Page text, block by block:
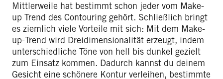
Mittlerweile hat bestimmt schon jeder vom Make-
up Trend des Contouring gehört. Schließlich bringt
es ziemlich viele Vorteile mit sich: Mit dem Make-
up-Trend wird Dreidimensionalität erzeugt, indem
unterschiedliche Töne von hell bis dunkel gezielt
zum Einsatz kommen. Dadurch kannst du deinem
Gesicht eine schönere Kontur verleihen, bestimmte